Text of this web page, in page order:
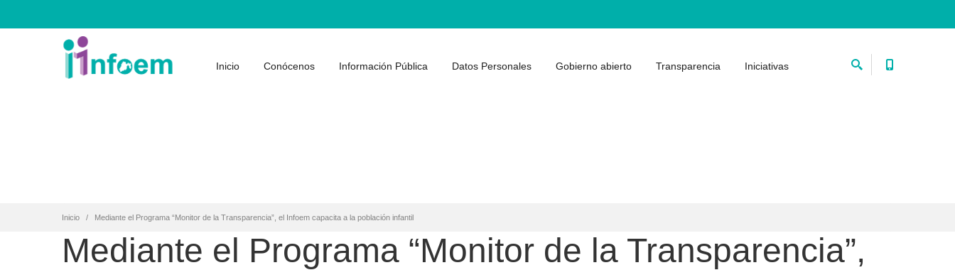
Inicio Conócenos Información Pública Datos Personales Gobierno abierto Transparencia Iniciativas
Inicio Mediante el Programa “Monitor de la Transparencia”, el Infoem capacita a la población infantil
Mediante el Programa “Monitor de la Transparencia”,